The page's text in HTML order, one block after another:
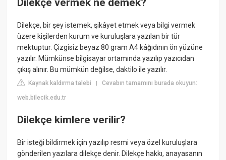
Dilekçe vermek ne demek?
Dilekçe, bir şey istemek, şikâyet etmek veya bilgi vermek
üzere kişilerden kurum ve kuruluşlara yazılan bir tür
mektuptur. Çizgisiz beyaz 80 gram A4 kâğıdının ön yüzüne
yazılır. Mümkünse bilgisayar ortamında yazılıp yazıcıdan
çıkış alınır. Bu mümkün değilse, daktilo ile yazılır.
Kaynak kaldırma talebi |Cevabın tamamını burada okuyun:
web.bilecik.edu.tr
Dilekçe kimlere verilir?
Bir isteği bildirmek için yazılıp resmi veya özel kuruluşlara
gönderilen yazılara dilekçe denir. Dilekçe hakkı, anayasanın